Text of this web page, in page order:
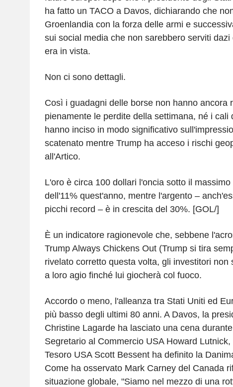
ha fatto un TACO a Davos, dichiarando che
Groenlandia con la forza delle armi e
sui social media che non sarebbero serviti
era in vista.
Non ci sono dettagli.
Così i guadagni delle borse non hanno ancora
pienamente le perdite della settimana, né i cali
hanno inciso in modo significativo
scatenato mentre Trump ha acceso i rischi
all'Artico.
L'oro è circa 100 dollari l'oncia sotto il
dell'11% quest'anno, mentre l'argento –
picchi record – è in crescita del 30%. [GOL/]
È un indicatore ragionevole che, sebbene
Trump Always Chickens Out (Trump si tira
rivelato corretto questa volta, gli investitori non
a loro agio finché lui giocherà col fuoco.
Accordo o meno, l'alleanza tra Stati Uniti ed
più basso degli ultimi 80 anni. A Davos, la
Christine Lagarde ha lasciato una cena
Segretario al Commercio USA Howard
Tesoro USA Scott Bessent ha definito la
Come ha osservato Mark Carney del Canada
situazione globale, "Siamo nel mezzo di una